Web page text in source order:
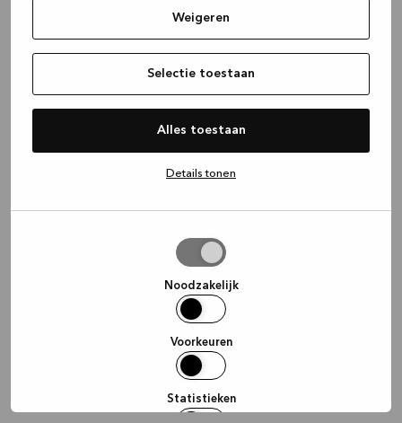
Weigeren
Selectie toestaan
Alles toestaan
Details tonen
Noodzakelijk
Voorkeuren
Statistieken
(see the browser console for more
information).